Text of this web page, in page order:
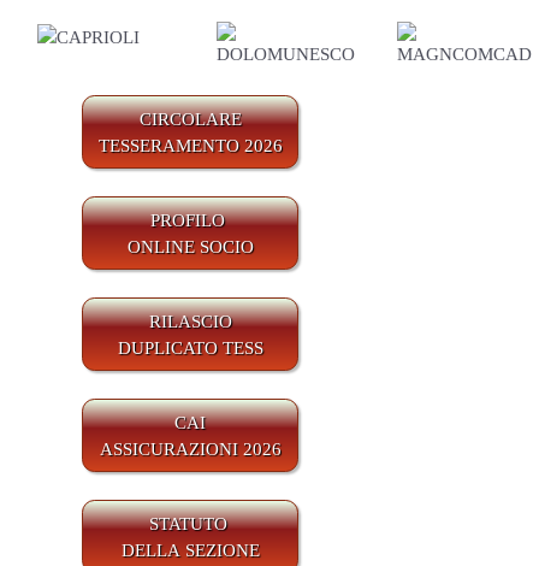
CIRCOLARE
TESSERAMENTO 2026
PROFILO
ONLINE SOCIO
RILASCIO
DUPLICATO TESS
CAI
ASSICURAZIONI 2026
STATUTO
DELLA SEZIONE